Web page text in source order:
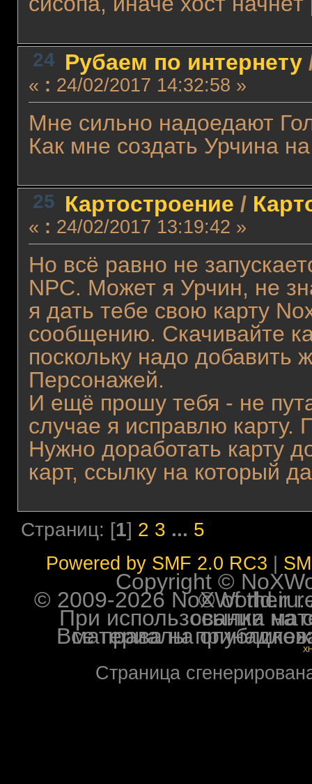
24 Рубаем по интернету
« : 24/02/2017 14:32:58 »
Мне сильно надоедают
Как мне создать Урчина
25 Картостроение /
« : 24/02/2017 13:19:42 »
Но всё равно не
NPC. Может я Урчин, не
я дать тебе свою карту
сообщению. Скачивайте
поскольку надо добавить
Персонажей.
И ещё прошу тебя - не
случае я исправлю карту.
Нужно доработать карту
карт, ссылку на который
Страниц: [1] 2 3 ... 5
Powered by SMF 2.0 RC3
Copyright ©
© 2009-2026 NoXWorld.ru. All
При использовании
Все права на опубликованные на форуме
Страница